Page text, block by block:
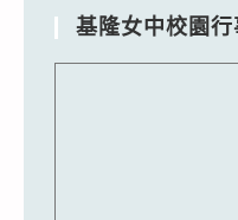
基隆女中校園行